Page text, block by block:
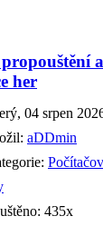
a
her
04 srpen
aDDmin
435x